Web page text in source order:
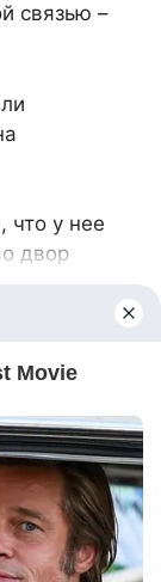
связью –
что у нее
двор
–
нравится